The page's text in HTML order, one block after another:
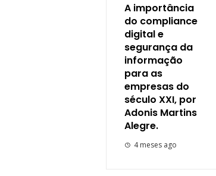
A importância
do compliance
digital e
segurança da
informação
para as
empresas do
século XXI, por
Adonis Martins
Alegre.
4 meses ago